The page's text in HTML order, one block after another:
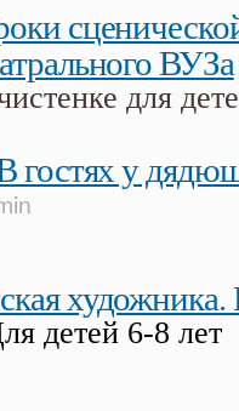
ВУЗа
для
речи с педагогом
гостях у
поэта»
художника.
детей 6-8 лет
города и ремёсла»